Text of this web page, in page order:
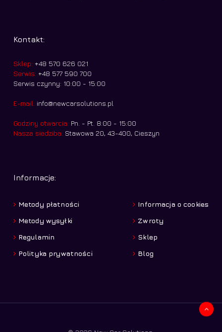
0,00zł
Kontakt:
Sklep: +48 570 626 021
Serwis: +48 577 590 700
Serwis czynny: 10:00 - 15:00
E-mail: info@newcarsolutions.pl
Godziny otwarcia: Pn. - Pt. 8:00 - 15:00
Nasza siedziba: Stawowa 20, 43-400, Cieszyn
Informacje:
Metody płatności
Metody wysyłki
Regulamin
Polityka prywatności
Informacja o cookies
Zwroty
Sklep
Blog